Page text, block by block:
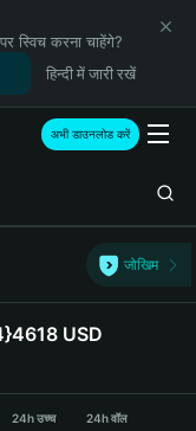
पर स्विच करना चाहेंगे?
हिन्दी में जारी रखें
अभी डाउनलोड करें
जोखिम
USD
24h उच्च
24h वॉल